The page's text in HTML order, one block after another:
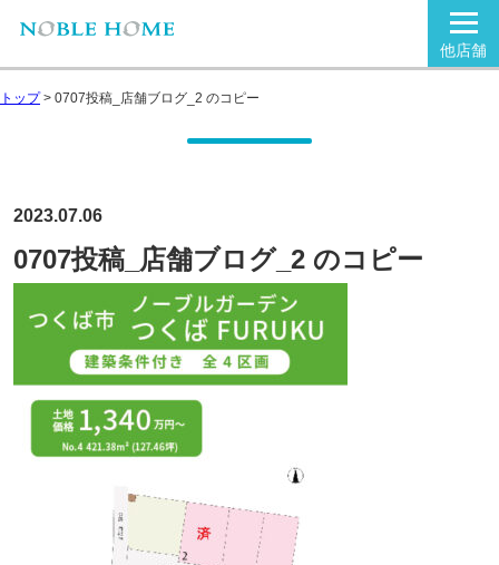
他店舗
トップ> 0707投稿_店舗ブログ_2 のコピー
2023.07.06
0707投稿_店舗ブログ_2 のコピー